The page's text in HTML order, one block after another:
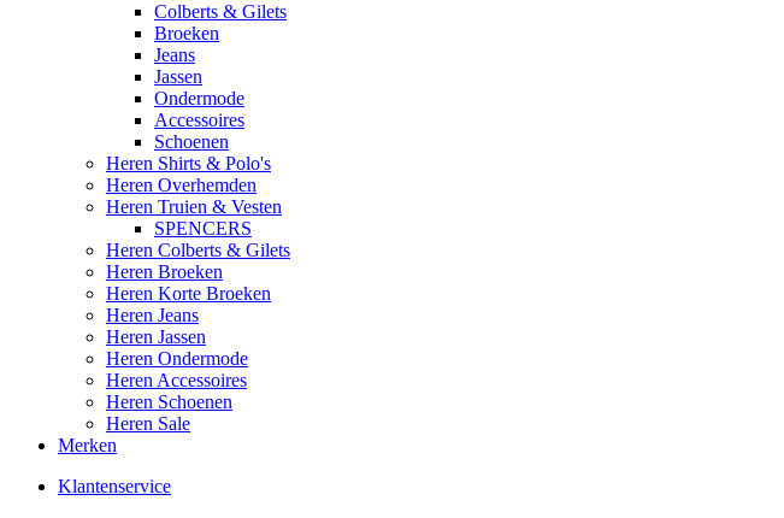
Colberts & Gilets
Broeken
Jeans
Jassen
Ondermode
Accessoires
Schoenen
Heren Shirts & Polo's
Heren Overhemden
Heren Truien & Vesten
SPENCERS
Heren Colberts & Gilets
Heren Broeken
Heren Korte Broeken
Heren Jeans
Heren Jassen
Heren Ondermode
Heren Accessoires
Heren Schoenen
Heren Sale
Merken
Klantenservice